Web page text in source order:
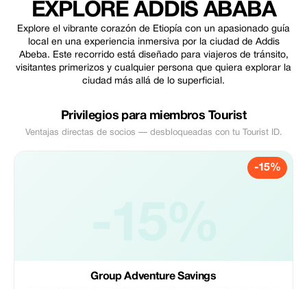
EXPLORE ADDIS ABABA
Explore el vibrante corazón de Etiopía con un apasionado guía
local en una experiencia inmersiva por la ciudad de Addis
Abeba. Este recorrido está diseñado para viajeros de tránsito,
visitantes primerizos y cualquier persona que quiera explorar la
ciudad más allá de lo superficial.
Privilegios para miembros Tourist
Ventajas directas de socios — desbloqueadas con tu Tourist ID.
-15%
Group Adventure Savings